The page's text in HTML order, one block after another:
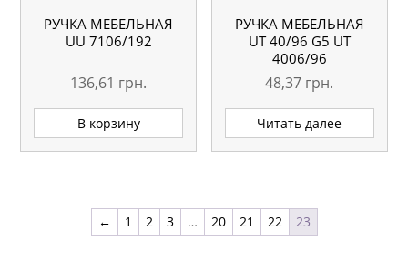
РУЧКА МЕБЕЛЬНАЯ
UU 7106/192
136,61 грн.
В корзину
РУЧКА МЕБЕЛЬНАЯ
UТ 40/96 G5 UT
4006/96
48,37 грн.
Читать далее
← 1 2 3 … 20 21 22 23